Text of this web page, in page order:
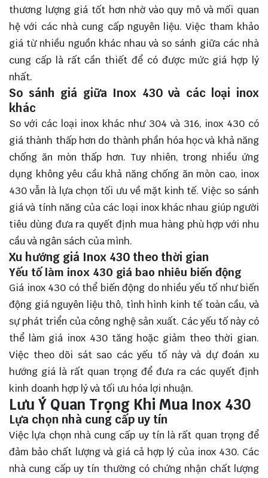
thương lượng giá tốt hơn nhờ vào quy mô và mối quan
hệ với các nhà cung cấp nguyên liệu. Việc tham khảo
giá từ nhiều nguồn khác nhau và so sánh giữa các nhà
cung cấp là rất cần thiết để có được mức giá hợp lý
nhất.
So sánh giá giữa Inox 430 và các loại inox
khác
So với các loại inox khác như 304 và 316, inox 430 có
giá thành thấp hơn do thành phần hóa học và khả năng
chống ăn mòn thấp hơn. Tuy nhiên, trong nhiều ứng
dụng không yêu cầu khả năng chống ăn mòn cao, inox
430 vẫn là lựa chọn tối ưu về mặt kinh tế. Việc so sánh
giá và tính năng của các loại inox khác nhau giúp người
tiêu dùng đưa ra quyết định mua hàng phù hợp với nhu
cầu và ngân sách của mình.
Xu hướng giá Inox 430 theo thời gian
Yếu tố làm inox 430 giá bao nhiêu biến động
Giá inox 430 có thể biến động do nhiều yếu tố như biến
động giá nguyên liệu thô, tình hình kinh tế toàn cầu, và
sự phát triển của công nghệ sản xuất. Các yếu tố này có
thể làm giá inox 430 tăng hoặc giảm theo thời gian.
Việc theo dõi sát sao các yếu tố này và dự đoán xu
hướng giá là rất quan trọng để đưa ra các quyết định
kinh doanh hợp lý và tối ưu hóa lợi nhuận.
Lưu Ý Quan Trọng Khi Mua Inox 430
Lựa chọn nhà cung cấp uy tín
Việc lựa chọn nhà cung cấp uy tín là rất quan trọng để
đảm bảo chất lượng và giá cả hợp lý của inox 430. Các
nhà cung cấp uy tín thường có chứng nhận chất lượng